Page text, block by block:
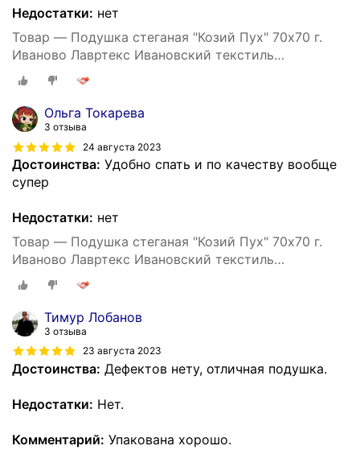
Недостатки: нет
Товар — Подушка стеганая "Козий Пух" 70х70 г.
Иваново Лавртекс Ивановский текстиль
(микрофайбер) ультра-степ
Ольга Токарева
3 отзыва
24 августа 2023
Достоинства: Удобно спать и по качеству вообще
супер
Недостатки: нет
Товар — Подушка стеганая "Козий Пух" 70х70 г.
Иваново Лавртекс Ивановский текстиль
(микрофайбер) ультра-степ
Тимур Лобанов
3 отзыва
23 августа 2023
Достоинства: Дефектов нету, отличная подушка.
Недостатки: Нет.
Комментарий: Упакована хорошо.